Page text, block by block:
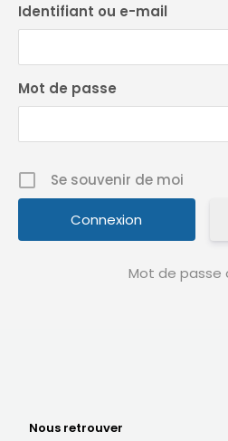
Identifiant ou e-mail
Mot de passe
Se souvenir de moi
Mot de passe
Nous retrouver